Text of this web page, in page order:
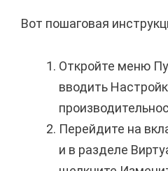
Вот пошаговая
Откройте меню
вводить
Перейдите на
и в разделе